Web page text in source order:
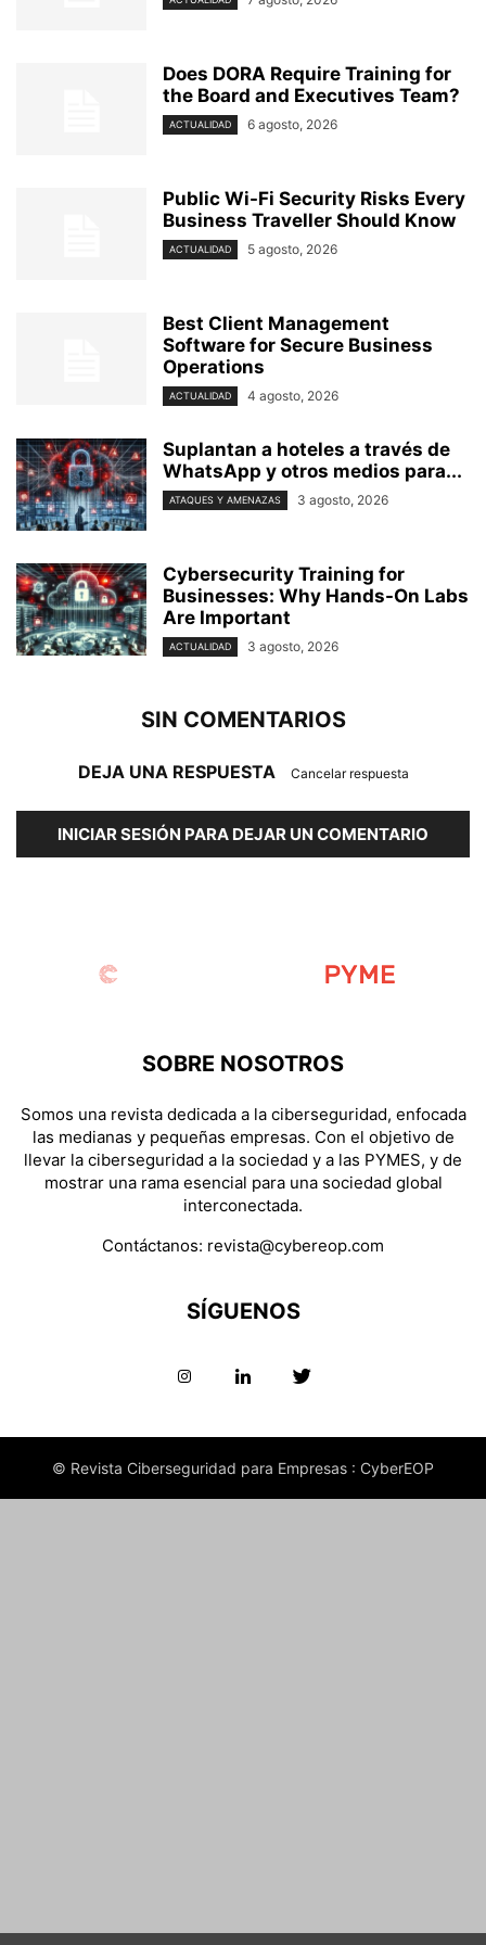
Does DORA Require Training for
the Board and Executives Team?
ACTUALIDAD 6 agosto, 2026
Public Wi-Fi Security Risks Every
Business Traveller Should Know
ACTUALIDAD 5 agosto, 2026
Best Client Management
Software for Secure Business
Operations
ACTUALIDAD 4 agosto, 2026
Suplantan a hoteles a través de
WhatsApp y otros medios para...
ATAQUES Y AMENAZAS 3 agosto, 2026
Cybersecurity Training for
Businesses: Why Hands-On Labs
Are Important
ACTUALIDAD 3 agosto, 2026
SIN COMENTARIOS
DEJA UNA RESPUESTA Cancelar respuesta
INICIAR SESIÓN PARA DEJAR UN COMENTARIO
SOBRE NOSOTROS
Somos una revista dedicada a la ciberseguridad, enfocada
las medianas y pequeñas empresas. Con el objetivo de
llevar la ciberseguridad a la sociedad y a las PYMES, y de
mostrar una rama esencial para una sociedad global
interconectada.
Contáctanos: revista@cybereop.com
SÍGUENOS
© Revista Ciberseguridad para Empresas : CyberEOP